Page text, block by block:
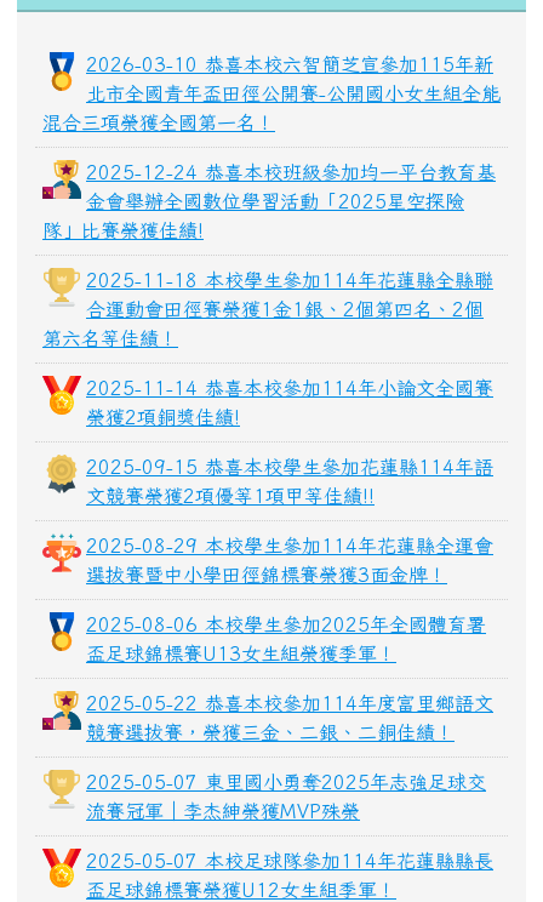
2026-03-10 恭喜本校六智簡芝宣參加115年新
北市全國青年盃田徑公開賽-公開國小女生組全能
混合三項榮獲全國第一名！
2025-12-24 恭喜本校班級參加均一平台教育基
金會舉辦全國數位學習活動「2025星空探險
隊」比賽榮獲佳績!
2025-11-18 本校學生參加114年花蓮縣全縣聯
合運動會田徑賽榮獲1金1銀、2個第四名、2個
第六名等佳績！
2025-11-14 恭喜本校參加114年小論文全國賽
榮獲2項銅獎佳績!
2025-09-15 恭喜本校學生參加花蓮縣114年語
文競賽榮獲2項優等1項甲等佳績!!
2025-08-29 本校學生參加114年花蓮縣全運會
選拔賽暨中小學田徑錦標賽榮獲3面金牌！
2025-08-06 本校學生參加2025年全國體育署
盃足球錦標賽U13女生組榮獲季軍！
2025-05-22 恭喜本校參加114年度富里鄉語文
競賽選拔賽，榮獲三金、二銀、二銅佳績！
2025-05-07 東里國小勇奪2025年志強足球交
流賽冠軍｜李杰紳榮獲MVP殊榮
2025-05-07 本校足球隊參加114年花蓮縣縣長
盃足球錦標賽榮獲U12女生組季軍！